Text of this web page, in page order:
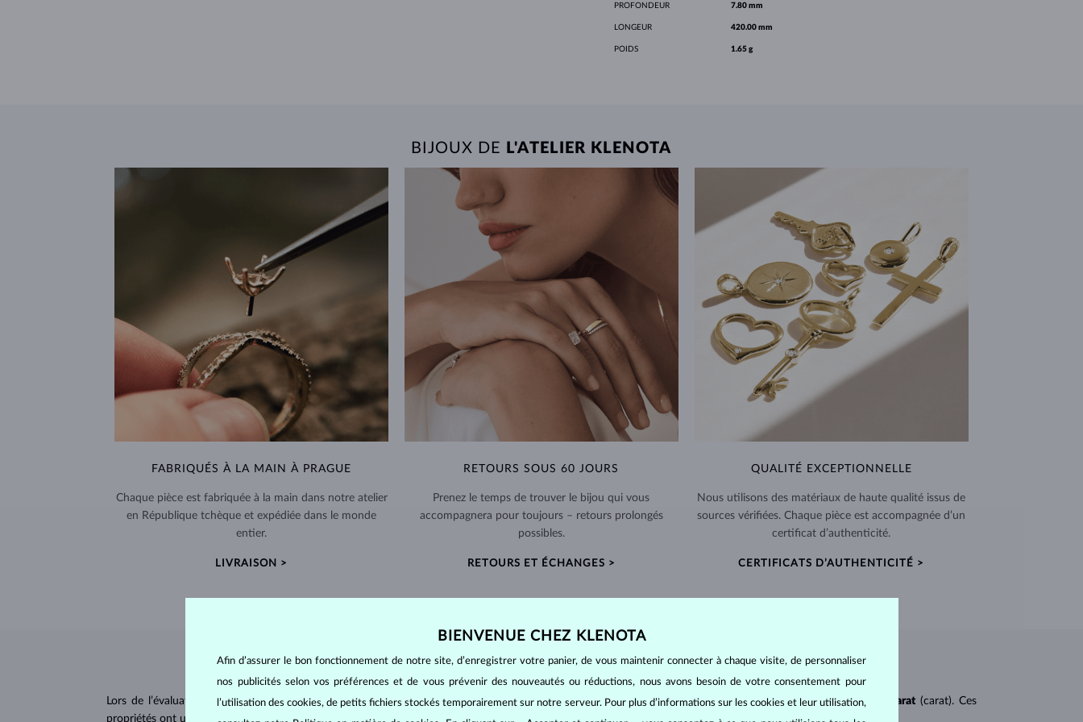
PROFONDEUR 7.80 mm
LONGEUR 420.00 mm
POIDS 1.65 g
BIJOUX DE L'ATELIER KLENOTA
FABRIQUÉS À LA MAIN À PRAGUE
Chaque pièce est fabriquée à la main dans notre atelier
en République tchèque et expédiée dans le monde
entier.
LIVRAISON >
RETOURS SOUS 60 JOURS
Prenez le temps de trouver le bijou qui vous
accompagnera pour toujours – retours prolongés
possibles.
RETOURS ET ÉCHANGES >
QUALITÉ EXCEPTIONNELLE
Nous utilisons des matériaux de haute qualité issus de
sources vérifiées. Chaque pièce est accompagnée d’un
certificat d’authenticité.
CERTIFICATS D’AUTHENTICITÉ >
Lors de l’évaluation et de la certification desdiamants, on utilise les 4 paramètres de base, appelés 4C : taille (cut), pureté (clarity), couleur (color) et carat (carat). Ces
propriétés ont un impact majeur sur le prix d’un diamant.
BIENVENUE CHEZ KLENOTA
Afin d’assurer le bon fonctionnement de notre site, d’enregistrer votre panier, de vous maintenir connecter à chaque visite, de personnaliser
nos publicités selon vos préférences et de vous prévenir des nouveautés ou réductions, nous avons besoin de votre consentement pour
l’utilisation des cookies, de petits fichiers stockés temporairement sur notre serveur. Pour plus d’informations sur les cookies et leur utilisation,